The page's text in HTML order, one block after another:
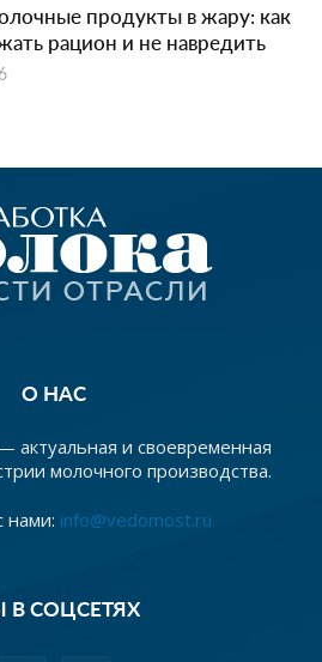
продукты в жару: как
рацион и не навредить
О НАС
актуальная и своевременная
молочного производства.
нами: info@vedomost.ru
СОЦСЕТЯХ